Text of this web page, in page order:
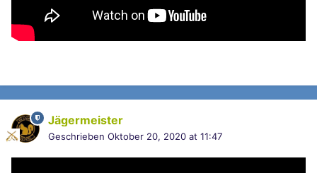
Jägermeister
Geschrieben Oktober 20, 2020 at 11:47